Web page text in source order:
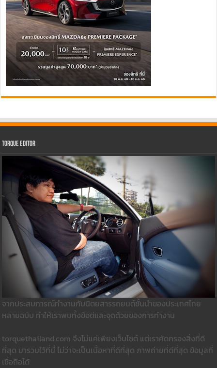
Torque Editor
จากประสบการณ์ทำงานกับนิตยสารรถยนต์ชั้นนำของประเทศไทย
หลายฉบับ ทำให้เราพบทั้งข้อดีและจุดด้วยของการทำงาน
torquethailand.com จึงไม่แค่เพียงเว็บไซต์ แต่เราคัดกรองสิ่งที่ดี
ที่สุด มารวมใว้ที่นี่ ไม่ว่าจะเป็นเนื้อหาที่ดีที่สุด ภาพถ่ายที่ดีที่สุด ข้อมูลที่
เชื่อถือได้